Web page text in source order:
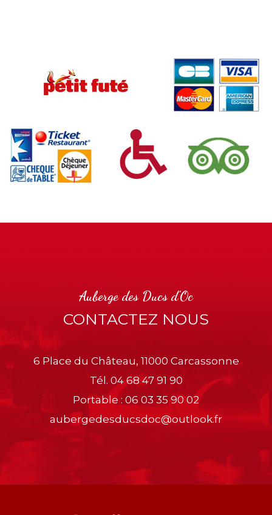
Auberge des Ducs d'Oc
CONTACTEZ NOUS
6 Place du Château, 11000 Carcassonne
Tél. 04 68 47 91 90
Portable : 06 03 35 90 02
aubergedesducsdoc@outlook.fr